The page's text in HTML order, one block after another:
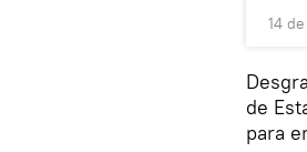
14
de
para